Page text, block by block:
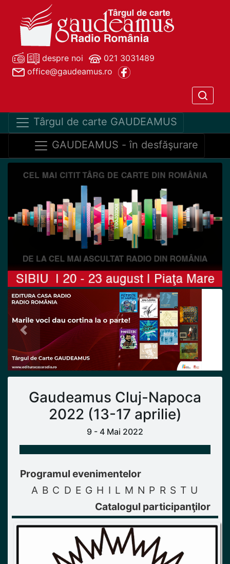
despre noi
021 3031489
office@gaudeamus.ro
Târgul de carte GAUDEAMUS
GAUDEAMUS - în desfăşurare
Previous
Gaudeamus Cluj-Napoca
2022 (13-17 aprilie)
9 - 4 Mai 2022
Programul evenimentelor
A B C D E G H I L M N P R S T U
Catalogul participanţilor